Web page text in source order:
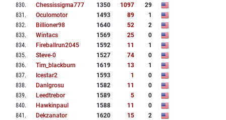
830. Chessissigma777 1350 1097
29
831 . Oculomotor 1493 89
1
832. Billioner98 1640 52
2
833. Wintacs 1569 25
0
834. Fireballrun2045 1592 11
1
835. Steve-0 1527 74
0
836. Tim_blackburn 1619 13
1
837. Icestar2 1593 1
0
838. Danlgrosu 1582 11
0
839. Leedtrebor 1589 5
0
840. Hawkinpaul 1588 11
0
841 . Dekzanator 1620 15
2